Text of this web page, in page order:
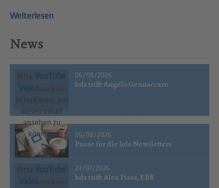
Weiterlesen
News
Bitte
cookies
akzeptieren, um
diesen Inhalt
ansehen zu
können.
06/08/2026
hds trifft Angelo Gennaccaro
05/08/2026
Pause für die hds-Newsletters
Bitte
cookies
23/07/2026
hds trifft Alex Piras, EBK